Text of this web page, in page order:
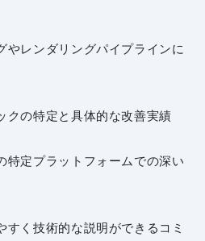
やレンダリングパイプラインに
クの特定と具体的な改善実績
特定プラットフォームでの深い
く技術的な説明ができるコミ